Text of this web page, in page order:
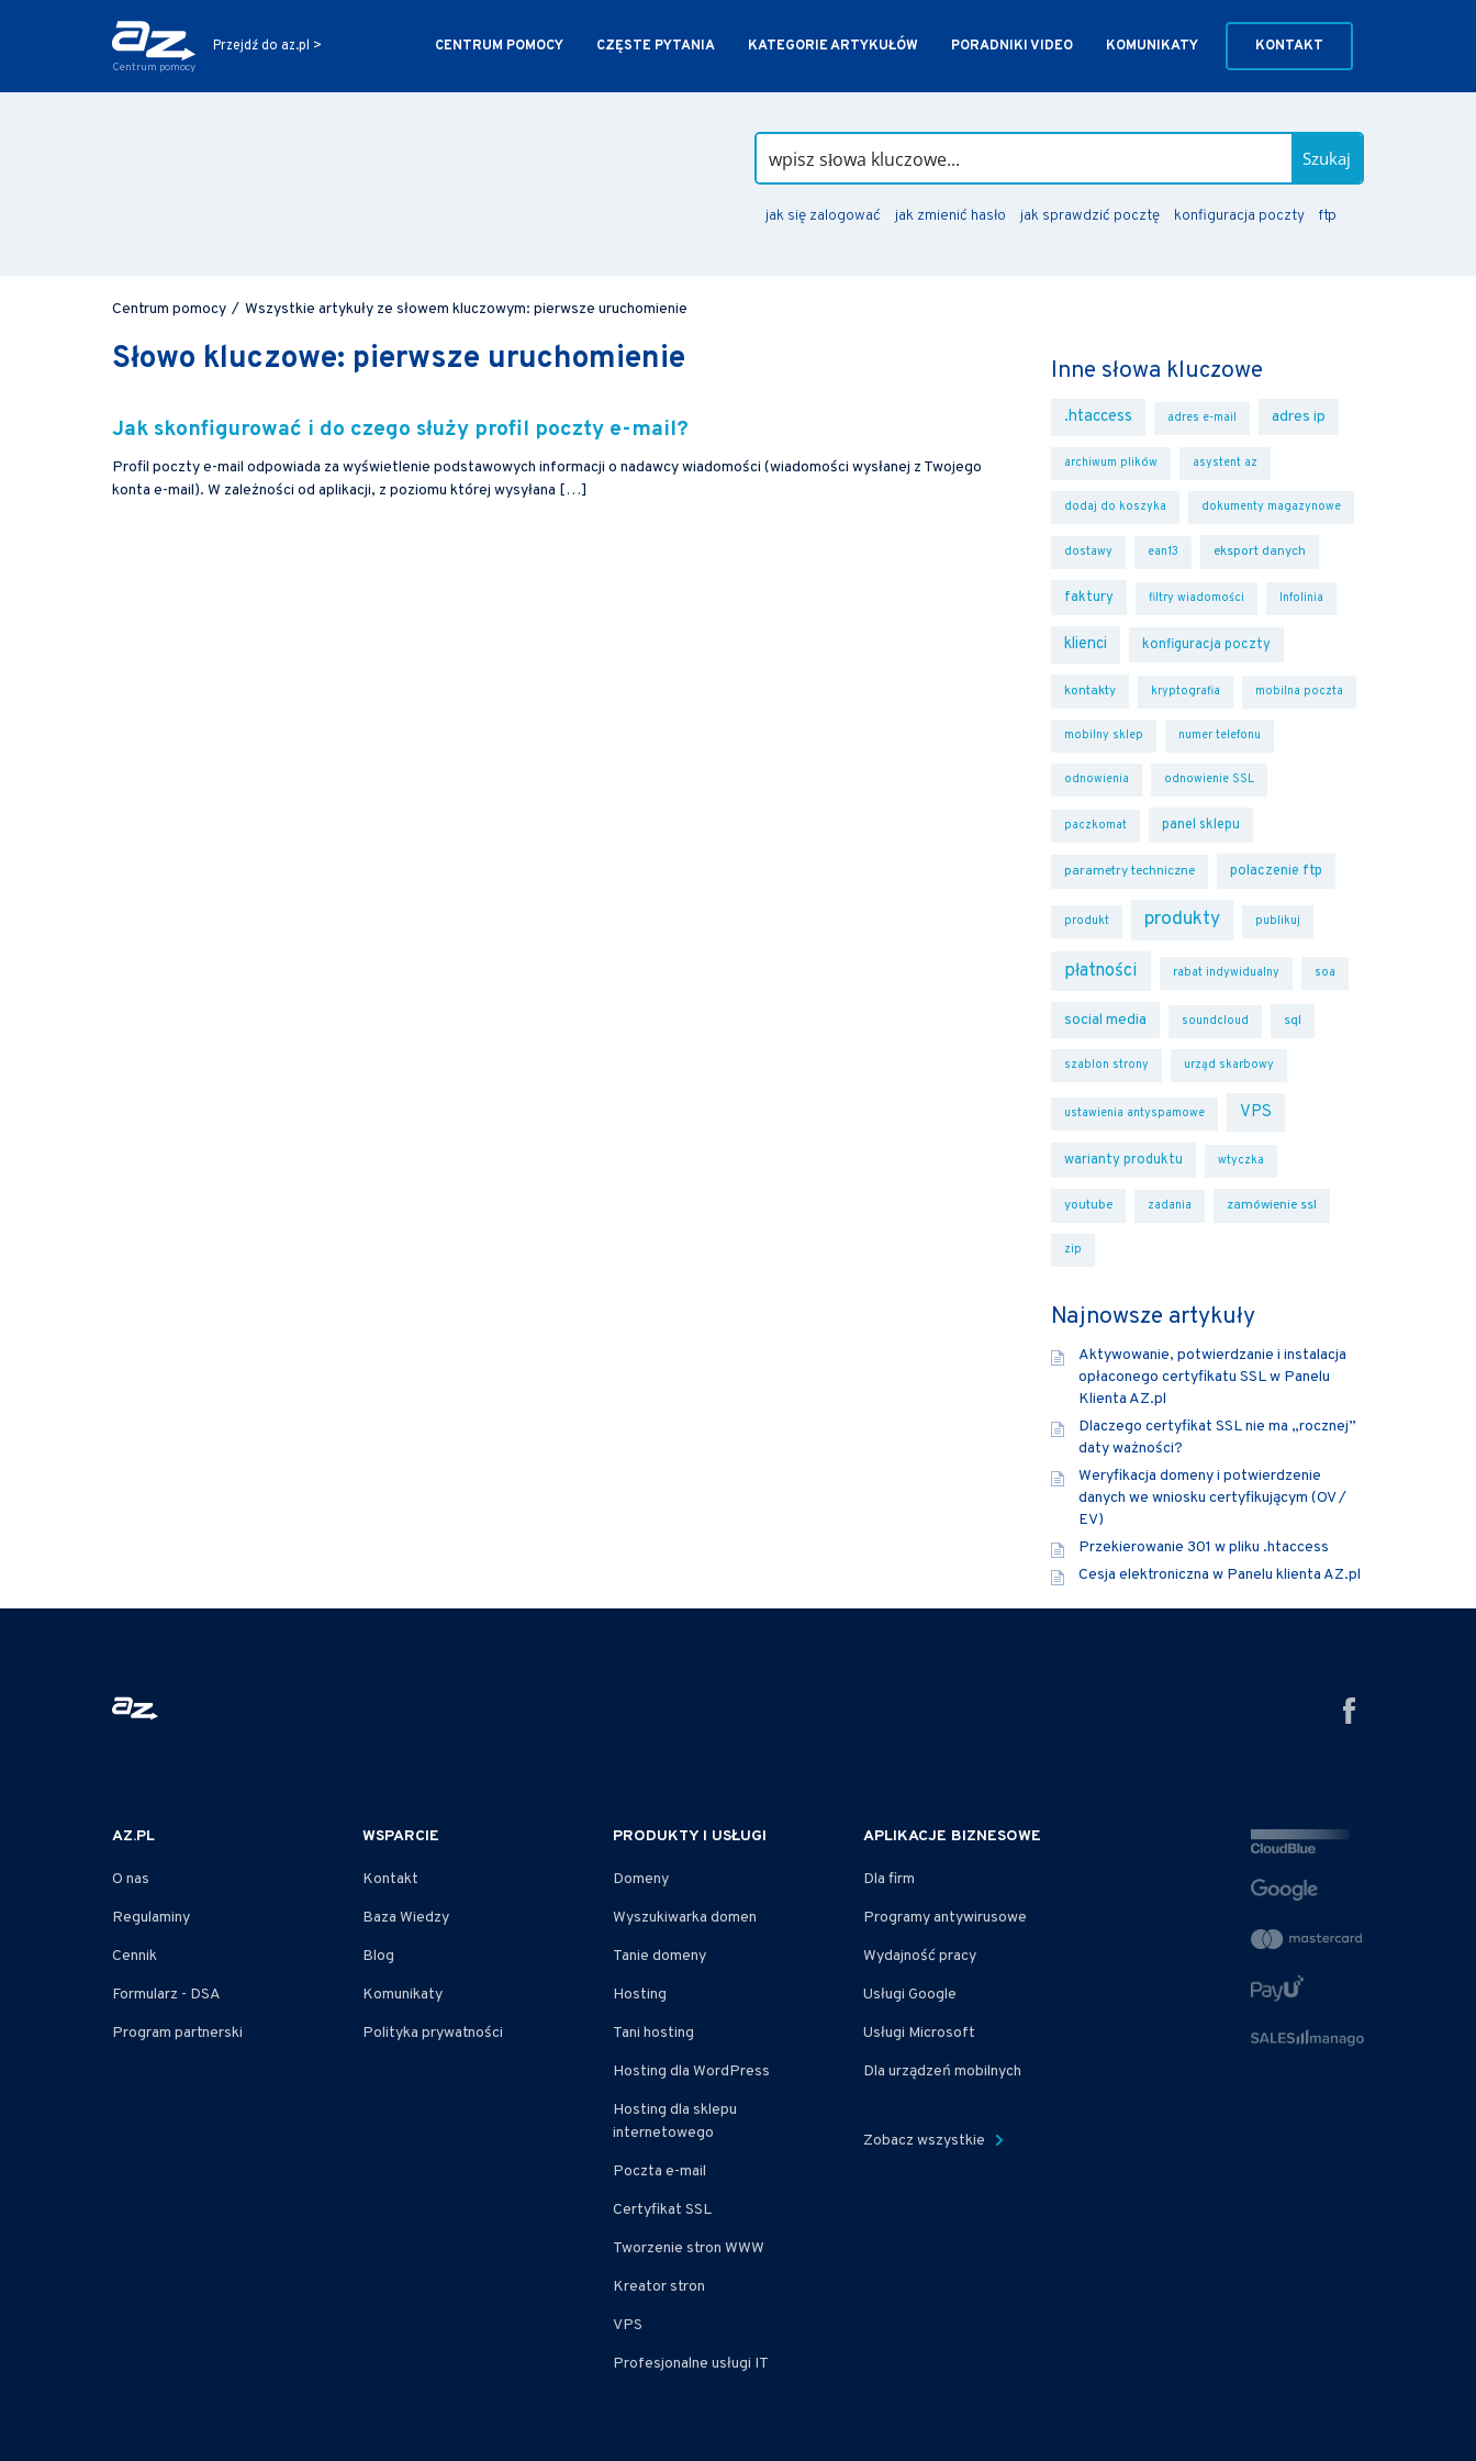
Centrum pomocy
Przejdź do az.pl > CENTRUM POMOCY CZĘSTE PYTANIA KATEGORIE ARTYKUŁÓW PORADNIKI VIDEO KOMUNIKATY KONTAKT
Szukaj
jak się zalogować jak zmienić hasło jak sprawdzić pocztę konfiguracja poczty ftp
Centrum pomocy / Wszystkie artykuły ze słowem kluczowym: pierwsze uruchomienie
Słowo kluczowe: pierwsze uruchomienie
Jak skonfigurować i do czego służy profil poczty e-mail?
Profil poczty e-mail odpowiada za wyświetlenie podstawowych informacji o nadawcy wiadomości (wiadomości wysłanej z Twojego
konta e-mail). W zależności od aplikacji, z poziomu której wysyłana […]
Inne słowa kluczowe
.htaccess adres e-mail adres ip
archiwum plików asystent az
dodaj do koszyka dokumenty magazynowe
dostawy ean13 eksport danych
faktury filtry wiadomości Infolinia
klienci konfiguracja poczty
kontakty kryptografia mobilna poczta
mobilny sklep numer telefonu
odnowienia odnowienie SSL
paczkomat panel sklepu
parametry techniczne polaczenie ftp
produkt produkty publikuj
płatności rabat indywidualny soa
social media soundcloud sql
szablon strony urząd skarbowy
ustawienia antyspamowe VPS
warianty produktu wtyczka
youtube zadania zamówienie ssl
zip
Najnowsze artykuły
Aktywowanie, potwierdzanie i instalacja
opłaconego certyfikatu SSL w Panelu
Klienta AZ.pl
Dlaczego certyfikat SSL nie ma „rocznej”
daty ważności?
Weryfikacja domeny i potwierdzenie
danych we wniosku certyfikującym (OV /
EV)
Przekierowanie 301 w pliku .htaccess
Cesja elektroniczna w Panelu klienta AZ.pl
AZ.PL
O nas
Regulaminy
Cennik
Formularz - DSA
Program partnerski
WSPARCIE
Kontakt
Baza Wiedzy
Blog
Komunikaty
Polityka prywatności
PRODUKTY I USŁUGI
Domeny
Wyszukiwarka domen
Tanie domeny
Hosting
Tani hosting
Hosting dla WordPress
Hosting dla sklepu
internetowego
Poczta e-mail
Certyfikat SSL
Tworzenie stron WWW
Kreator stron
VPS
Profesjonalne usługi IT
APLIKACJE BIZNESOWE
Dla firm
Programy antywirusowe
Wydajność pracy
Usługi Google
Usługi Microsoft
Dla urządzeń mobilnych
Zobacz wszystkie